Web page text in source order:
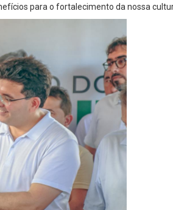
para o fortalecimento da nossa